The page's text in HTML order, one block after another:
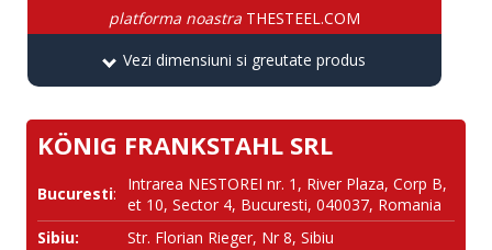
platforma noastra THESTEEL.COM
Vezi dimensiuni si greutate produs
KÖNIG FRANKSTAHL SRL
Bucuresti:
Intrarea NESTOREI nr. 1, River Plaza, Corp B,
et 10, Sector 4, Bucuresti, 040037, Romania
Sibiu:
Str. Florian Rieger, Nr 8, Sibiu